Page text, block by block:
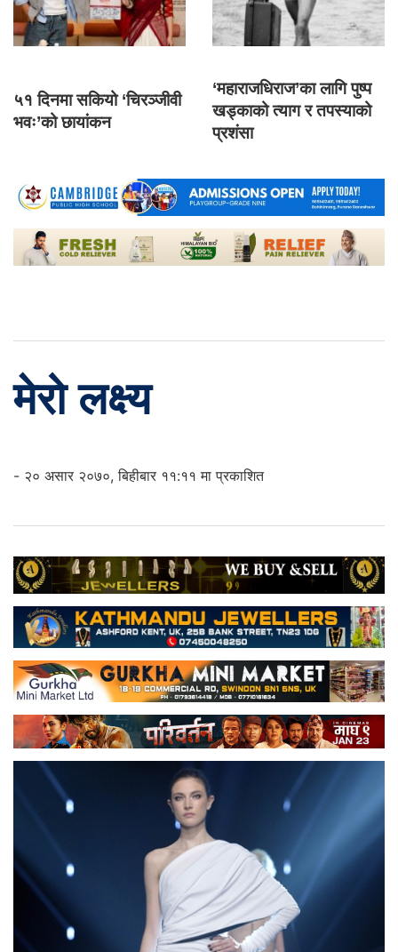
५१ दिनमा सकियो ‘चिरञ्जीवी
भवः’को छायांकन
‘महाराजधिराज’का लागि पुष्प
खड्काको त्याग र तपस्याको
प्रशंसा
मेरो लक्ष्य
- २० असार २०७०, बिहीबार ११:११ मा प्रकाशित